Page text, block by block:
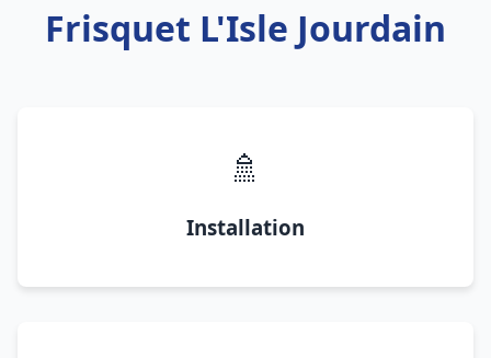
Frisquet L'Isle Jourdain
🚿
Installation